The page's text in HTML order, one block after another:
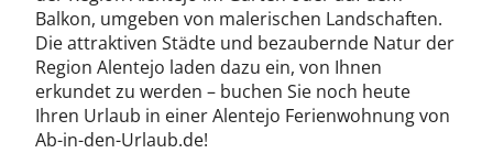
Balkon, umgeben von malerischen Landschaften.
Die attraktiven Städte und bezaubernde Natur der
Region Alentejo laden dazu ein, von Ihnen
erkundet zu werden – buchen Sie noch heute
Ihren Urlaub in einer Alentejo Ferienwohnung von
Ab-in-den-Urlaub.de!